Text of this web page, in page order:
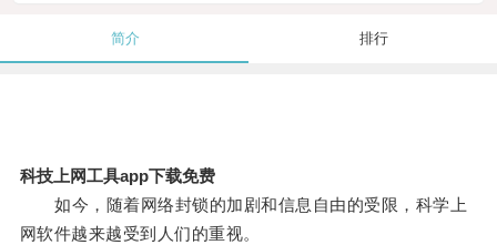
简介 排行
科技上网工具app下载免费
如今，随着网络封锁的加剧和信息自由的受限，科学上
网软件越来越受到人们的重视。